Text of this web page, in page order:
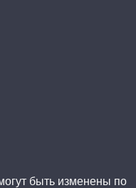
быть изменены по